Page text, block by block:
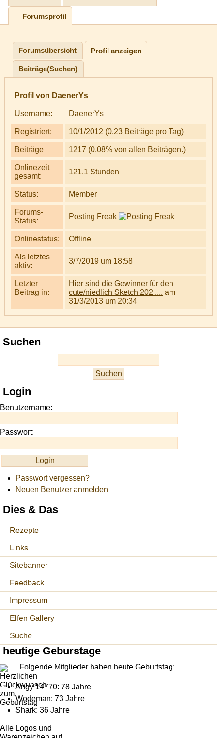
Forumsprofil
Forumsübersicht Profil anzeigen
Beiträge(Suchen)
Profil von DaenerYs
Username: DaenerYs
Registriert: 10/1/2012 (0.23 Beiträge pro Tag)
Beiträge 1217 (0.08% von allen Beiträgen.)
Onlinezeit
gesamt:
121.1 Stunden
Status: Member
Forums-
Status:
Posting Freak
Onlinestatus: Offline
Als letztes
aktiv:
3/7/2019 um 18:58
Letzter
Beitrag in:
Hier sind die Gewinner für den
cute/niedlich Sketch 202 .... am
31/3/2013 um 20:34
Suchen
Login
Benutzername:
Passwort:
Passwort vergessen?
Neuen Benutzer anmelden
Dies & Das
Rezepte
Links
Sitebanner
Feedback
Impressum
Elfen Gallery
Suche
heutige Geburstage
Folgende Mitglieder haben heute Geburtstag:
Angy 14770: 78 Jahre
Wodeman: 73 Jahre
Shark: 36 Jahre
Alle Logos und